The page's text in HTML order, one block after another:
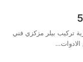
تركيب بيلر مزكزي فني